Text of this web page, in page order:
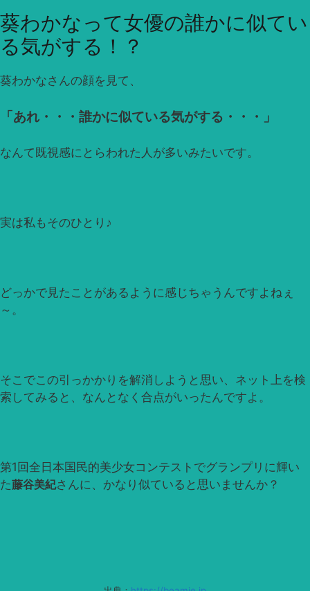
葵わかなって女優の誰かに似てい
る気がする！？
葵わかなさんの顔を見て、
「あれ・・・誰かに似ている気がする・・・」
なんて既視感にとらわれた人が多いみたいです。
実は私もそのひとり♪
どっかで見たことがあるように感じちゃうんですよねぇ
～。
そこでこの引っかかりを解消しようと思い、ネット上を検
索してみると、なんとなく合点がいったんですよ。
第1回全日本国民的美少女コンテストでグランプリに輝い
た藤谷美紀さんに、かなり似ていると思いませんか？